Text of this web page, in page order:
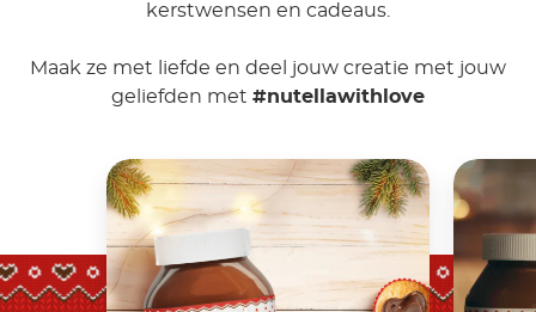
kerstwensen en cadeaus.
Maak ze met liefde en deel jouw creatie met jouw
geliefden met #nutellawithlove